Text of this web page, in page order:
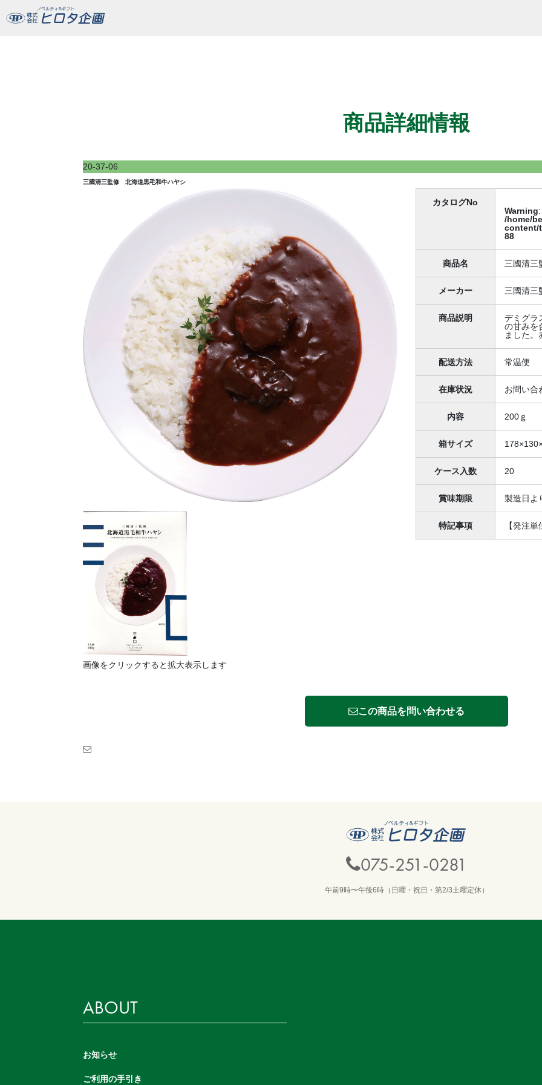
商品詳細情報
20-37-06
三國清三監修 北海道黒毛和牛ハヤシ
画像をクリックすると拡大表示します
カタログNo
Warning
/home/
content/
88
商品名 三國清
メーカー 三國清三
商品説明
デミグラ
の甘みを
ました。
配送方法 常温便
在庫状況 お問い合
内容 200ｇ
箱サイズ
ケース入数 20
賞味期限 製造日よ
特記事項 【発注
この商品を問い合わせる
075-251-0281
午前9時〜午後6時（日曜・祝日・第2/3土曜定休）
ABOUT
お知らせ
ご利用の手引き